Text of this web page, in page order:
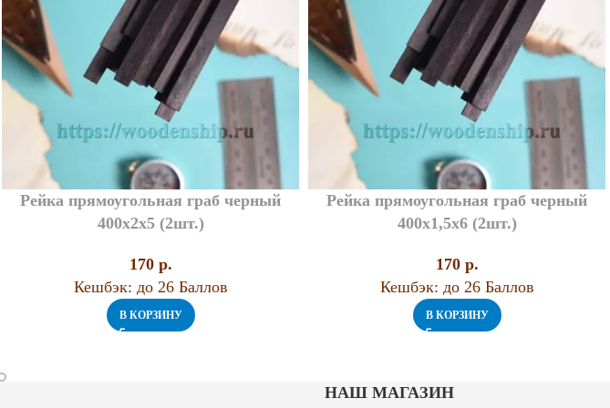
Рейка прямоугольная граб черный
400х2х5 (2шт.)
170 p.
Кешбэк: до 26 Баллов
В КОРЗИНУ
Рейка прямоугольная граб черный
400х1,5х6 (2шт.)
170 p.
Кешбэк: до 26 Баллов
В КОРЗИНУ
НАШ МАГАЗИН